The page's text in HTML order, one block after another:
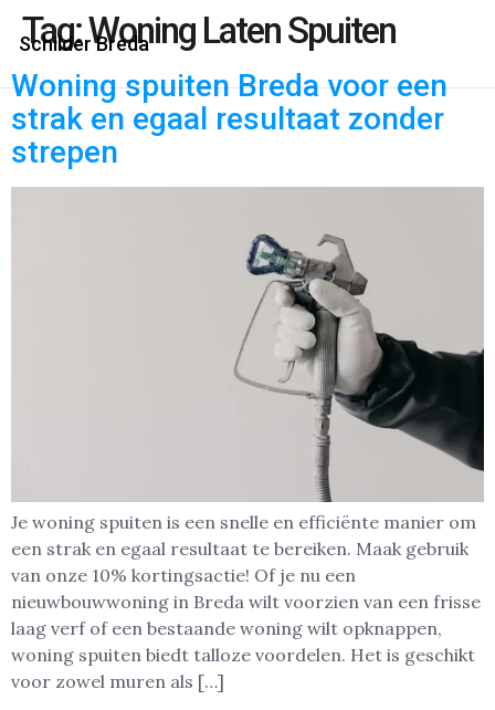
Schilder Breda
Tag:Woning Laten Spuiten
Woning spuiten Breda voor een
strak en egaal resultaat zonder
strepen
Je woning spuiten is een snelle en efficiënte manier om
een strak en egaal resultaat te bereiken. Maak gebruik
van onze 10% kortingsactie! Of je nu een
nieuwbouwwoning in Breda wilt voorzien van een frisse
laag verf of een bestaande woning wilt opknappen,
woning spuiten biedt talloze voordelen. Het is geschikt
voor zowel muren als […]